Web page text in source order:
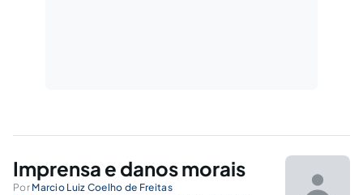
Imprensa e danos morais
Por Marcio Luiz Coelho de Freitas